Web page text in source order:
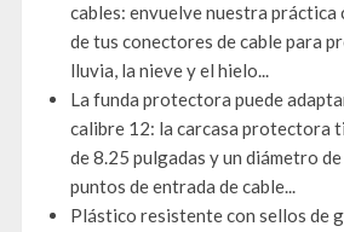
cables: envuelve nuestra
de tus conectores de cable para
lluvia, la nieve y el hielo...
La funda protectora puede
calibre 12: la carcasa protectora
de 8.25 pulgadas y un diámetro
puntos de entrada de cable...
Plástico resistente con sellos de